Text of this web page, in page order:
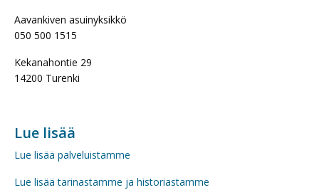
Aavankiven asuinyksikkö
050 500 1515
Kekanahontie 29
14200 Turenki
Lue lisää
Lue lisää palveluistamme
Lue lisää tarinastamme ja historiastamme